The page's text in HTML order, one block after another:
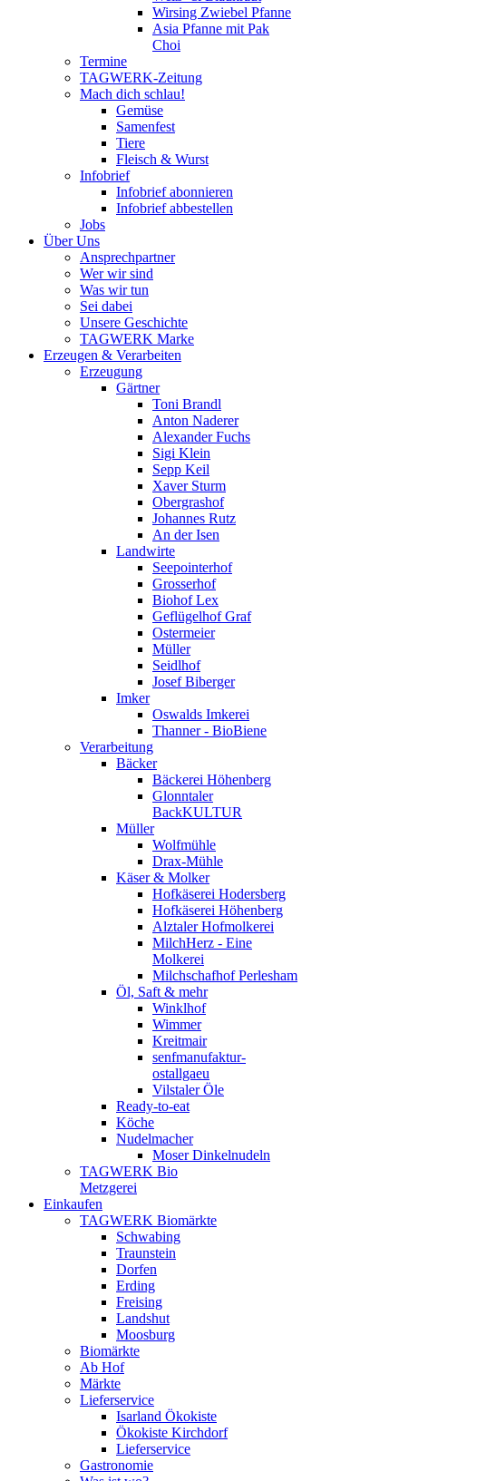
Wirsing Zwiebel Pfanne
Asia Pfanne mit Pak
Choi
Termine
TAGWERK-Zeitung
Mach dich schlau!
Gemüse
Samenfest
Tiere
Fleisch & Wurst
Infobrief
Infobrief abonnieren
Infobrief abbestellen
Jobs
Über Uns
Ansprechpartner
Wer wir sind
Was wir tun
Sei dabei
Unsere Geschichte
TAGWERK Marke
Erzeugen & Verarbeiten
Erzeugung
Gärtner
Toni Brandl
Anton Naderer
Alexander Fuchs
Sigi Klein
Sepp Keil
Xaver Sturm
Obergrashof
Johannes Rutz
An der Isen
Landwirte
Seepointerhof
Grosserhof
Biohof Lex
Geflügelhof Graf
Ostermeier
Müller
Seidlhof
Josef Biberger
Imker
Oswalds Imkerei
Thanner - BioBiene
Verarbeitung
Bäcker
Bäckerei Höhenberg
Glonntaler
BackKULTUR
Müller
Wolfmühle
Drax-Mühle
Käser & Molker
Hofkäserei Hodersberg
Hofkäserei Höhenberg
Alztaler Hofmolkerei
MilchHerz - Eine
Molkerei
Milchschafhof Perlesham
Öl, Saft & mehr
Winklhof
Wimmer
Kreitmair
senfmanufaktur-
ostallgaeu
Vilstaler Öle
Ready-to-eat
Köche
Nudelmacher
Moser Dinkelnudeln
TAGWERK Bio
Metzgerei
Einkaufen
TAGWERK Biomärkte
Schwabing
Traunstein
Dorfen
Erding
Freising
Landshut
Moosburg
Biomärkte
Ab Hof
Märkte
Lieferservice
Isarland Ökokiste
Ökokiste Kirchdorf
Lieferservice
Gastronomie